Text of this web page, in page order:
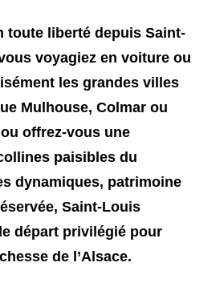
toute liberté depuis Saint-
voyagiez en voiture ou
les grandes villes
Mulhouse, Colmar ou
offrez-vous une
paisibles du
dynamiques, patrimoine
Saint-Louis
départ privilégié pour
de l’Alsace.